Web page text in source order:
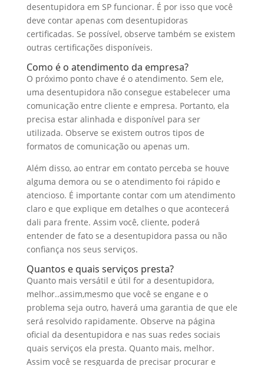
desentupidora em SP funcionar. É por isso que você
deve contar apenas com desentupidoras
certificadas. Se possível, observe também se existem
outras certificações disponíveis.
Como é o atendimento da empresa?
O próximo ponto chave é o atendimento. Sem ele,
uma desentupidora não consegue estabelecer uma
comunicação entre cliente e empresa. Portanto, ela
precisa estar alinhada e disponível para ser
utilizada. Observe se existem outros tipos de
formatos de comunicação ou apenas um.
Além disso, ao entrar em contato perceba se houve
alguma demora ou se o atendimento foi rápido e
atencioso. É importante contar com um atendimento
claro e que explique em detalhes o que acontecerá
dali para frente. Assim você, cliente, poderá
entender de fato se a desentupidora passa ou não
confiança nos seus serviços.
Quantos e quais serviços presta?
Quanto mais versátil e útil for a desentupidora,
melhor..assim,mesmo que você se engane e o
problema seja outro, haverá uma garantia de que ele
será resolvido rapidamente. Observe na página
oficial da desentupidora e nas suas redes sociais
quais serviços ela presta. Quanto mais, melhor.
Assim você se resguarda de precisar procurar e